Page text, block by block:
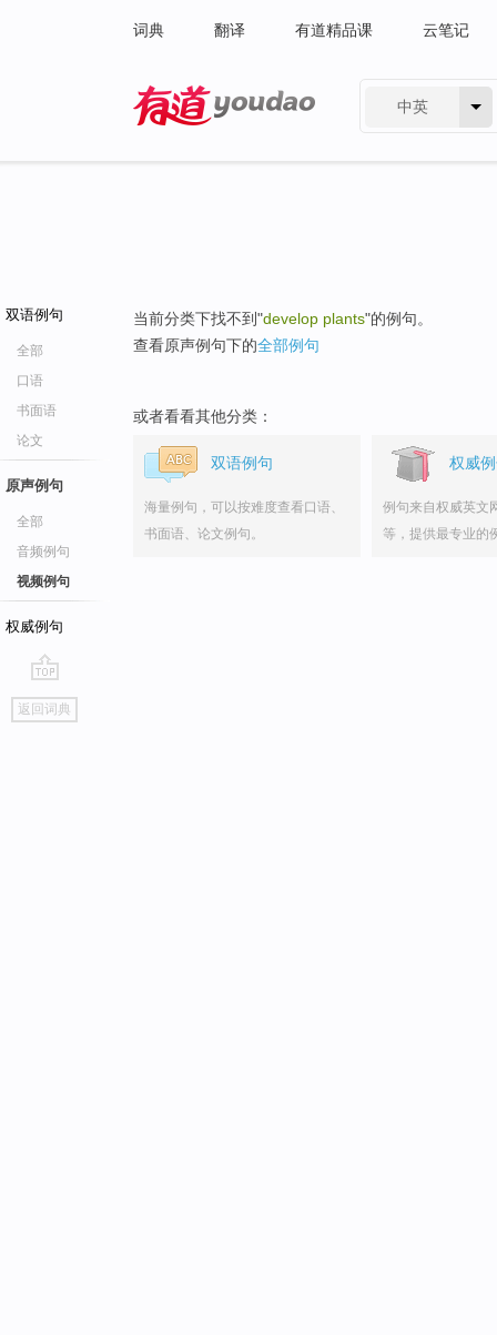
词典 翻译 有道精品课 云笔记
中英
双语例句
全部
口语
书面语
论文
原声例句
全部
音频例句
视频例句
权威例句
go
top
返回词典
当前分类下找不到"develop plants"的例句。
查看原声例句下的全部例句
或者看看其他分类：
双语例句
海量例句，可以按难度查看口语、
书面语、论文例句。
权威
例句来自权威英文
等，提供最专业的